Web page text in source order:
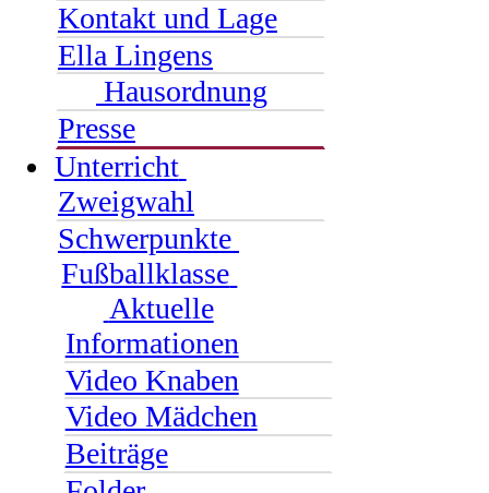
Kontakt und Lage
Ella Lingens
Hausordnung
Presse
Unterricht
Zweigwahl
Schwerpunkte
Fußballklasse
Aktuelle
Informationen
Video Knaben
Video Mädchen
Beiträge